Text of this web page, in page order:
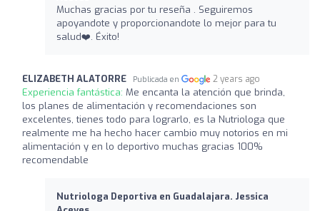
Muchas gracias por tu reseña . Seguiremos
apoyandote y proporcionandote lo mejor para tu
salud❤️‍. Éxito!
ELIZABETH ALATORRE Publicada en 2 years ago
Experiencia fantástica: Me encanta la atención que brinda,
los planes de alimentación y recomendaciones son
excelentes, tienes todo para lograrlo, es la Nutriologa que
realmente me ha hecho hacer cambio muy notorios en mi
alimentación y en lo deportivo muchas gracias 100%
recomendable
Nutriologa Deportiva en Guadalajara. Jessica